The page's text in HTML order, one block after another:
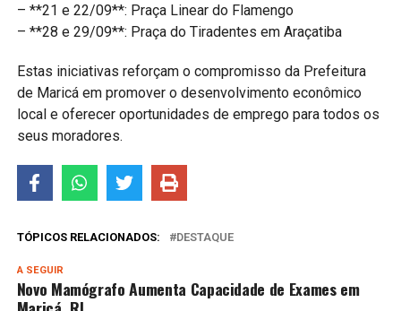
– **21 e 22/09**: Praça Linear do Flamengo
– **28 e 29/09**: Praça do Tiradentes em Araçatiba
Estas iniciativas reforçam o compromisso da Prefeitura
de Maricá em promover o desenvolvimento econômico
local e oferecer oportunidades de emprego para todos os
seus moradores.
TÓPICOS RELACIONADOS: DESTAQUE
A SEGUIR
Novo Mamógrafo Aumenta Capacidade de Exames em